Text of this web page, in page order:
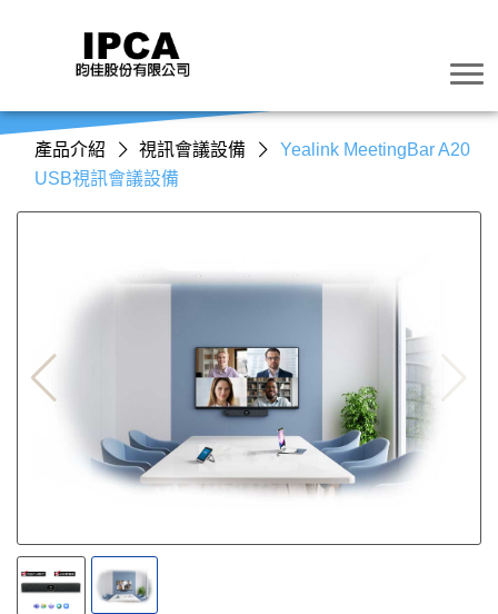
產品介紹 視訊會議設備
Yealink MeetingBar A20
USB視訊會議設備